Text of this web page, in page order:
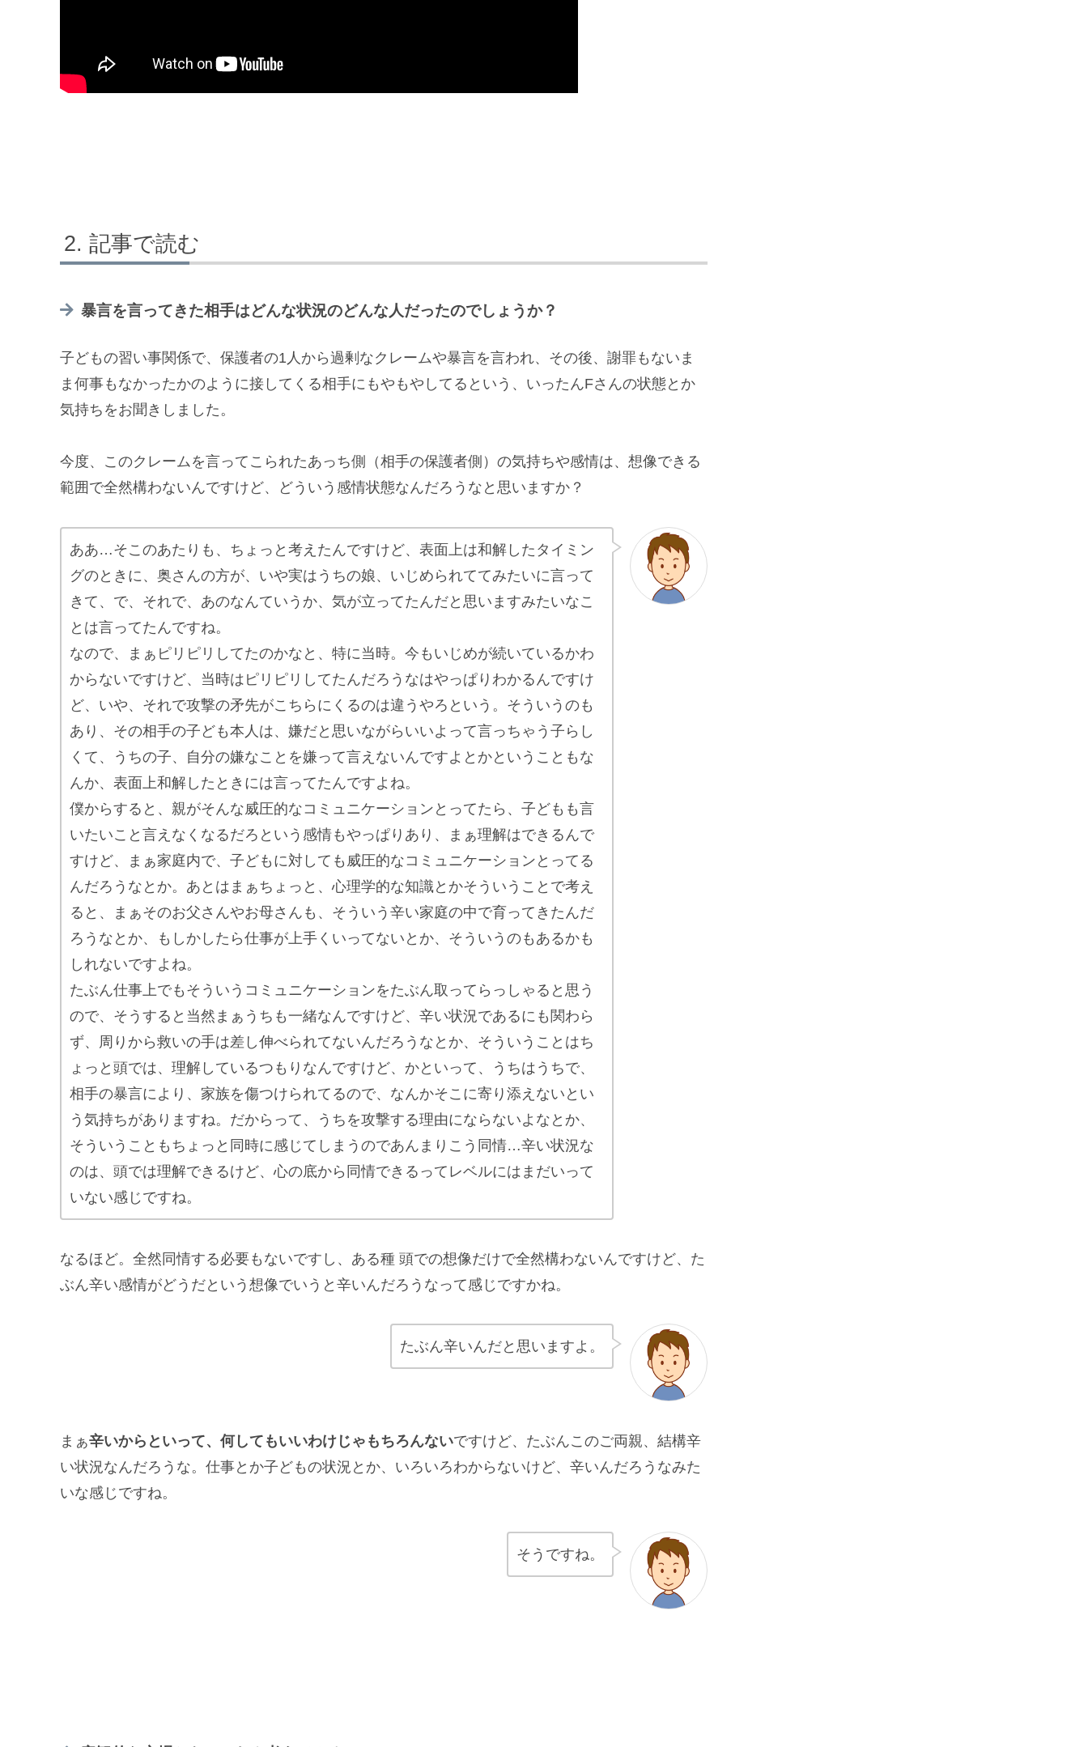
記事で読む
暴言を言ってきた相手はどんな状況のどんな人だったのでしょうか？
子どもの習い事関係で、保護者の1人から過剰なクレームや暴言を言われ、その後、謝罪もないま
ま何事もなかったかのように接してくる相手にもやもやしてるという、いったんFさんの状態とか
気持ちをお聞きしました。
今度、このクレームを言ってこられたあっち側（相手の保護者側）の気持ちや感情は、想像できる
範囲で全然構わないんですけど、どういう感情状態なんだろうなと思いますか？
ああ…そこのあたりも、ちょっと考えたんですけど、表面上は和解したタイミン
グのときに、奥さんの方が、いや実はうちの娘、いじめられててみたいに言って
きて、で、それで、あのなんていうか、気が立ってたんだと思いますみたいなこ
とは言ってたんですね。
なので、まぁピリピリしてたのかなと、特に当時。今もいじめが続いているかわ
からないですけど、当時はピリピリしてたんだろうなはやっぱりわかるんですけ
ど、いや、それで攻撃の矛先がこちらにくるのは違うやろという。そういうのも
あり、その相手の子ども本人は、嫌だと思いながらいいよって言っちゃう子らし
くて、うちの子、自分の嫌なことを嫌って言えないんですよとかということもな
んか、表面上和解したときには言ってたんですよね。
僕からすると、親がそんな威圧的なコミュニケーションとってたら、子どもも言
いたいこと言えなくなるだろという感情もやっぱりあり、まぁ理解はできるんで
すけど、まぁ家庭内で、子どもに対しても威圧的なコミュニケーションとってる
んだろうなとか。あとはまぁちょっと、心理学的な知識とかそういうことで考え
ると、まぁそのお父さんやお母さんも、そういう辛い家庭の中で育ってきたんだ
ろうなとか、もしかしたら仕事が上手くいってないとか、そういうのもあるかも
しれないですよね。
たぶん仕事上でもそういうコミュニケーションをたぶん取ってらっしゃると思う
ので、そうすると当然まぁうちも一緒なんですけど、辛い状況であるにも関わら
ず、周りから救いの手は差し伸べられてないんだろうなとか、そういうことはち
ょっと頭では、理解しているつもりなんですけど、かといって、うちはうちで、
相手の暴言により、家族を傷つけられてるので、なんかそこに寄り添えないとい
う気持ちがありますね。だからって、うちを攻撃する理由にならないよなとか、
そういうこともちょっと同時に感じてしまうのであんまりこう同情…辛い状況な
のは、頭では理解できるけど、心の底から同情できるってレベルにはまだいって
いない感じですね。
なるほど。全然同情する必要もないですし、ある種 頭での想像だけで全然構わないんですけど、た
ぶん辛い感情がどうだという想像でいうと辛いんだろうなって感じですかね。
たぶん辛いんだと思いますよ。
まぁ辛いからといって、何してもいいわけじゃもちろんないですけど、たぶんこのご両親、結構辛
い状況なんだろうな。仕事とか子どもの状況とか、いろいろわからないけど、辛いんだろうなみた
いな感じですね。
そうですね。